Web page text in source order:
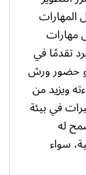
المهارات
مهارات
تقدمًا في
حضور ورش
ويزيد من
في بيئة
له
سواء